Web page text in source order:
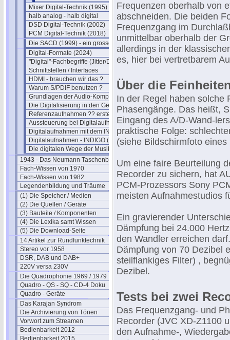
Mixer Digital-Technik (1995)
halb analog - halb digital
DSD Digital-Technik (2002)
PCM Digital-Technik (2018)
Die SACD (1999) - ein grosser Flop?
Digital-Formate (2024)
"Digital"-Fachbegriffe (Jitter/Dither)
Schnittstellen / Interfaces
HDMI - brauchen wir das ?
Warum S/PDIF benutzen ?
Grundlagen der Audio-Kompression
Die Digitalisierung in den Geräten
Referenzaufnahmen ?? erstellen
Aussteuerung bei Digitalaufnahmen
Digitalaufnahmen mit dem INDIGO
Digitalaufnahmen - INDIGO (2)
Die digitalen Wege der Musik
1943 - Das Neumann Taschenbuch
Fach-Wissen von 1970
Fach-Wissen von 1982
Legendenbildung und Träume
(1) Die Speicher / Medien
(2) Die Quellen / Geräte
(3) Bauteile / Komponenten
(4) Die Lexika samt Wissen
(5) Die Download-Seite
14 Artikel zur Rundfunktechnik
Stereo vor 1958
DSR, DAB und DAB+
220V versa 230V
Die Quadrophonie 1969 / 1979
Quadro - QS - SQ - CD-4 Doku
Quadro - Geräte
Das Karajan Syndrom
Die Archivierung von Tönen
Vorwort zum Streamen
Bedienbarkeit 2012
Bedienbarkeit 2015
Frequenzen oberhalb von
abschneiden. Die beiden
Frequenzgang im
unmittelbar oberhalb der
allerdings in der
es, hier bei vertretbarem
Über die
In der Regel haben solche
Phasengänge. Das heißt,
Eingang des A/D-Wand-
praktische Folge:
(siehe Bildschirmfoto
Um eine faire Beurteilung
Recorder zu sichern, hat
PCM-Prozessors Sony
meisten Aufnahmestudios
Ein gravierender
Dämpfung bei 24.000
den Wandler erreichen
Dämpfung von 70 Dezibel
steilflankiges Filter) ,
Dezibel.
Tests bei zwei
Das Frequenzgang- und
Recorder (JVC XD-Z1100
den Aufnahme-,